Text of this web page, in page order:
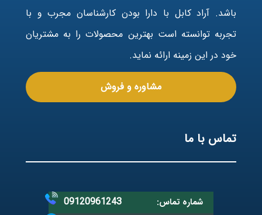
باشد. آراد کابل با دارا بودن کارشناسان مجرب و با
تجربه توانسته است بهترین محصولات را به مشتریان
خود در این زمینه ارائه نماید.
مشاوره و فروش
تماس با ما
شماره تماس: 09120961243